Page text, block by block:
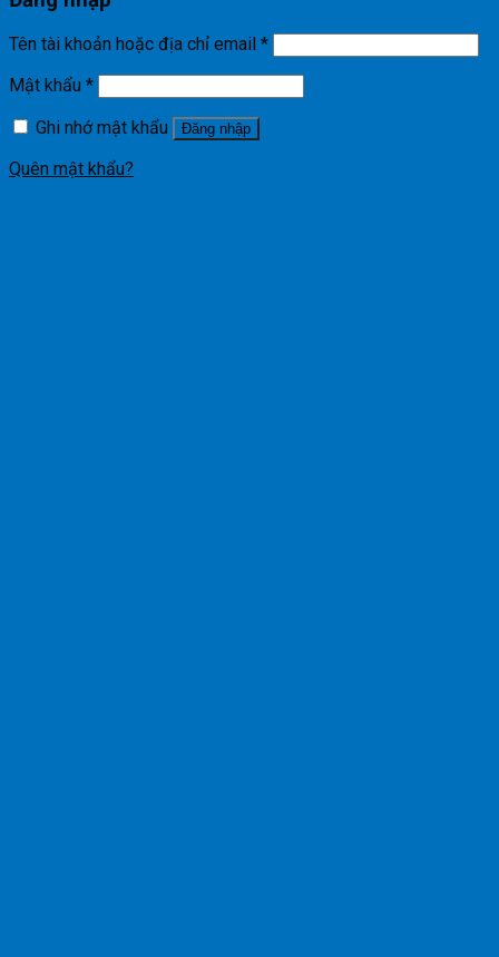
Tên tài khoản hoặc địa chỉ email *
Mật khẩu *
Ghi nhớ mật khẩu
Đăng nhập
Quên mật khẩu?